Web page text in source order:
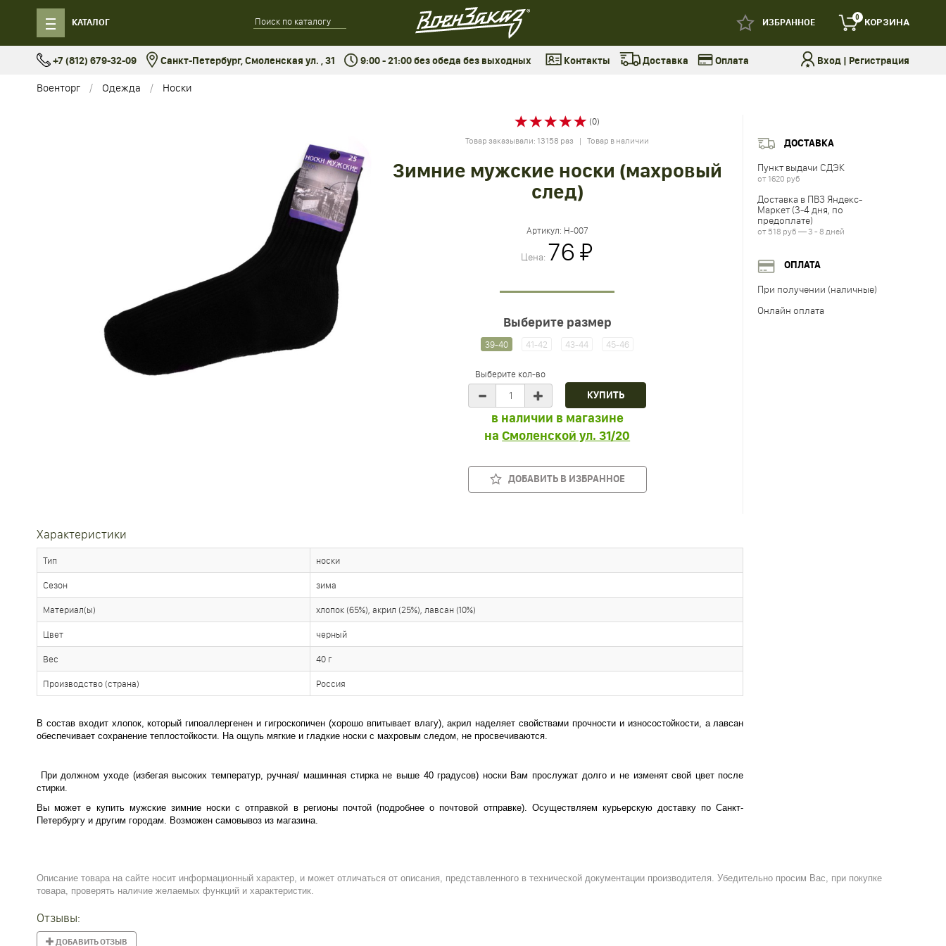
КАТАЛОГ ИЗБРАННОЕ 0 КОРЗИНА
+7 (812) 679-32-09 Санкт-Петербург, Смоленская ул. , 31 9:00 - 21:00 без обеда без выходных Контакты Доставка Оплата Вход| Регистрация
Военторг Одежда Носки
(0)
Товар заказывали: 13158 раз | Товар в наличии
Зимние мужские носки (махровый
след)
Артикул: Н-007
Цена: 76 ₽
Выберите размер
39-40 41-42 43-44 45-46
Выберите кол-во
в наличии в магазине
наСмоленской ул. 31/20
ДОБАВИТЬ В ИЗБРАННОЕ
ДОСТАВКА
Пункт выдачи СДЭК
от 1620 руб
Доставка в ПВЗ Яндекс-
Маркет (3-4 дня, по
предоплате)
от 518 руб — 3 - 8 дней
ОПЛАТА
При получении (наличные)
Онлайн оплата
Характеристики
Тип носки
Сезон зима
Материал(ы) хлопок (65%), акрил (25%), лавсан (10%)
Цвет черный
Вес 40 г
Производство (страна) Россия
В состав входит хлопок, который гипоаллергенен и гигроскопичен (хорошо впитывает влагу), акрил наделяет свойствами прочности и износостойкости, а лавсан
обеспечивает сохранение теплостойкости. На ощупь мягкие и гладкие носки с махровым следом, не просвечиваются.
При должном уходе (избегая высоких температур, ручная/ машинная стирка не выше 40 градусов) носки Вам прослужат долго и не изменят свой цвет после
стирки.
Вы может е купить мужские зимние носки с отправкой в регионы почтой (подробнее о почтовой отправке). Осуществляем курьерскую доставку по Санкт-
Петербургу и другим городам. Возможен самовывоз из магазина.
Описание товара на сайте носит информационный характер, и может отличаться от описания, представленного в технической документации производителя. Убедительно просим Вас, при покупке
товара, проверять наличие желаемых функций и характеристик.
Отзывы:
ДОБАВИТЬ ОТЗЫВ